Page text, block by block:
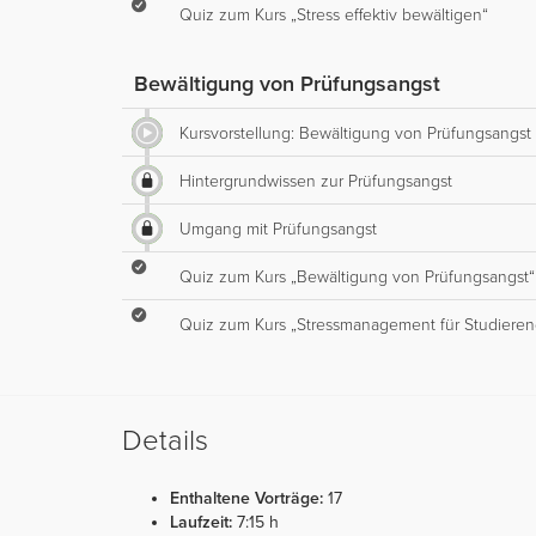
Quiz zum Kurs „Stress effektiv bewältigen“
Bewältigung von Prüfungsangst
Kursvorstellung: Bewältigung von Prüfungsangst
Hintergrundwissen zur Prüfungsangst
Umgang mit Prüfungsangst
Quiz zum Kurs „Bewältigung von Prüfungsangst“
Quiz zum Kurs „Stressmanagement für
Details
Enthaltene Vorträge: 17
Laufzeit: 7:15 h